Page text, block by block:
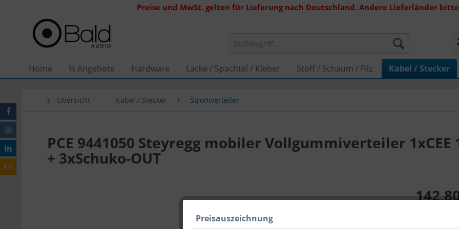
Preise und MwSt. gelten für Lieferung nach Deutschland. Andere Lieferländer
Home % Angebote Hardware Lacke / Spachtel / Kleber Stoff / Schaum / Filz Kabel / Stecker
Übersicht Kabel / Stecker Stromverteiler
PCE 9441050 Steyregg mobiler Vollgummiverteiler 1xCEE
+ 3xSchuko-OUT
Lieferzeit
Preisauszeichnung